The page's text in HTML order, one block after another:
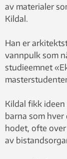
av materialer
Kildal.
Han er
vannpulk som
studieemnet
Kildal fikk
barna som
hodet, ofte
av